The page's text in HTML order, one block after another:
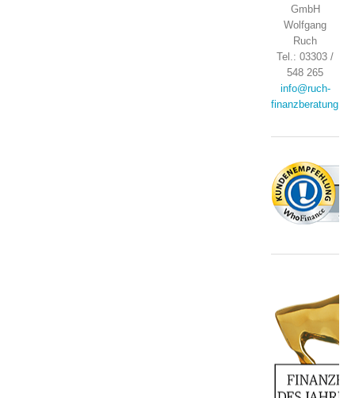
GmbH
Wolfgang
Ruch
Tel.: 03303 /
548 265
info@ruch-
finanzberatung.de